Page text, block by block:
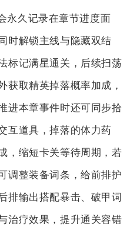
永久记录在章节进度面
时解锁主线与隐藏双结
标记满星通关，后续扫荡
获取精英掉落概率加成，
进本章事件时还可同步拾
互道具，掉落的体力药
，缩短卡关等待周期，若
调整装备词条，给前排护
排输出搭配暴击、破甲词
治疗效果，提升通关容错